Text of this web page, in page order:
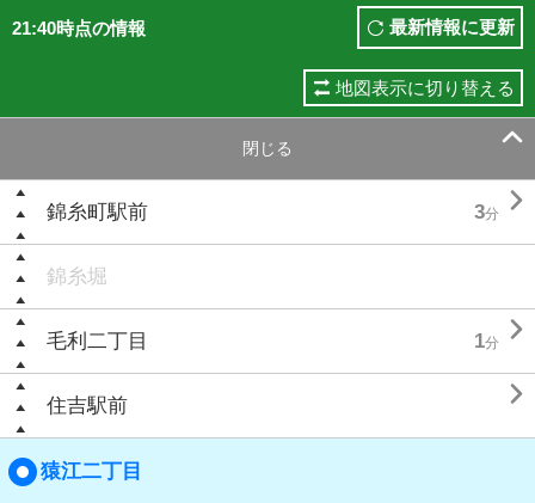
21:40時点の情報 最新情報に更新
地図表示に切り替える
閉じる 
錦糸町駅前 3分 
錦糸堀
毛利二丁目 1分 
住吉駅前 
猿江二丁目